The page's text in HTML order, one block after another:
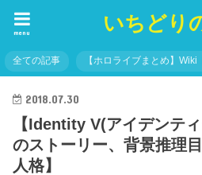
いちどり
menu
全ての記事 【ホロライブまとめ】Wiki
2018.07.30
【Identity V(アイデンテ
のストーリー、背景推理
人格】